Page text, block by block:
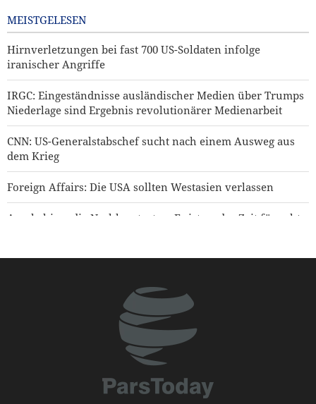
MEISTGELESEN
Hirnverletzungen bei fast 700 US-Soldaten infolge
iranischer Angriffe
IRGC: Eingeständnisse ausländischer Medien über Trumps
Niederlage sind Ergebnis revolutionärer Medienarbeit
CNN: US-Generalstabschef sucht nach einem Ausweg aus
dem Krieg
Foreign Affairs: Die USA sollten Westasien verlassen
Araghchi an die Nachbarstaaten: Es ist an der Zeit für echte
Präsident Pezeshkian: Iranische Kämpfer haben die Welt in
IRIB-Weltservice: Journalisten stehen am Schnittpunkt von